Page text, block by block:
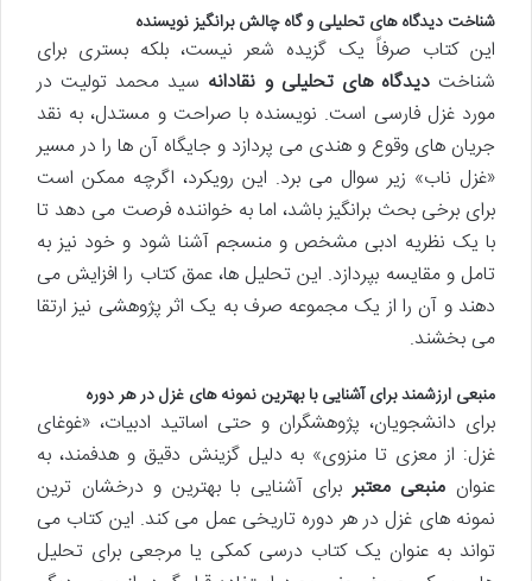
شناخت دیدگاه های تحلیلی و گاه چالش برانگیز نویسنده
این کتاب صرفاً یک گزیده شعر نیست، بلکه بستری برای
شناختدیدگاه های تحلیلی و نقادانه سید محمد تولیت در
مورد غزل فارسی است. نویسنده با صراحت و مستدل، به نقد
جریان های وقوع و هندی می پردازد و جایگاه آن ها را در مسیر
«غزل ناب» زیر سوال می برد. این رویکرد، اگرچه ممکن است
برای برخی بحث برانگیز باشد، اما به خواننده فرصت می دهد تا
با یک نظریه ادبی مشخص و منسجم آشنا شود و خود نیز به
تامل و مقایسه بپردازد. این تحلیل ها، عمق کتاب را افزایش می
دهند و آن را از یک مجموعه صرف به یک اثر پژوهشی نیز ارتقا
می بخشند.
منبعی ارزشمند برای آشنایی با بهترین نمونه های غزل در هر دوره
برای دانشجویان، پژوهشگران و حتی اساتید ادبیات، «غوغای
غزل: از معزی تا منزوی» به دلیل گزینش دقیق و هدفمند، به
عنوان منبعی معتبربرای آشنایی با بهترین و درخشان ترین
نمونه های غزل در هر دوره تاریخی عمل می کند. این کتاب می
تواند به عنوان یک کتاب درسی کمکی یا مرجعی برای تحلیل